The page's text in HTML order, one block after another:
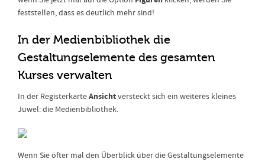
feststellen, dass es deutlich mehr sind!
In der Medienbibliothek die
Gestaltungselemente des gesamten
Kurses verwalten
In der RegisterkarteAnsichtversteckt sich ein weiteres kleines
Juwel: die Medienbibliothek.
Wenn Sie öfter mal den Überblick über die Gestaltungselemente